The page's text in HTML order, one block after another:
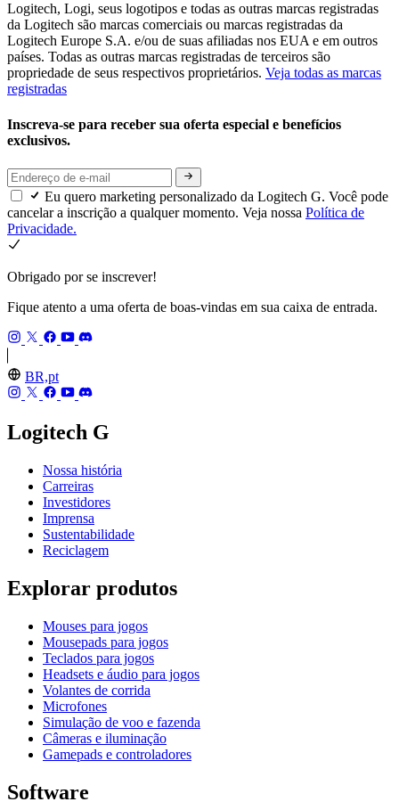
Logitech, Logi, seus logotipos e todas as outras marcas registradas
da Logitech são marcas comerciais ou marcas registradas da
Logitech Europe S.A. e/ou de suas afiliadas nos EUA e em outros
países. Todas as outras marcas registradas de terceiros são
propriedade de seus respectivos proprietários. Veja todas as marcas
registradas
Inscreva-se para receber sua oferta especial e benefícios
exclusivos.
Eu quero marketing personalizado da Logitech G. Você pode
cancelar a inscrição a qualquer momento. Veja nossa Política de
Privacidade.
Obrigado por se inscrever!
Fique atento a uma oferta de boas-vindas em sua caixa de entrada.
BR,pt
Logitech G
Nossa história
Carreiras
Investidores
Imprensa
Sustentabilidade
Reciclagem
Explorar produtos
Mouses para jogos
Mousepads para jogos
Teclados para jogos
Headsets e áudio para jogos
Volantes de corrida
Microfones
Simulação de voo e fazenda
Câmeras e iluminação
Gamepads e controladores
Software